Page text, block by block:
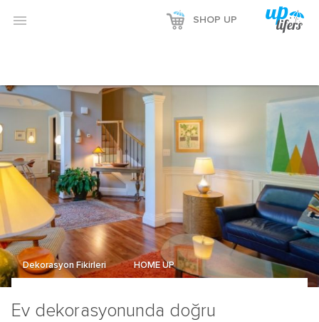
 SHOP UP
Ev dekorasyonunda doğru
Dekorasyon Fikirleri HOME UP